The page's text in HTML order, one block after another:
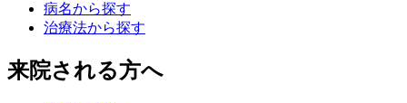
病名から探す
治療法から探す
来院される方へ